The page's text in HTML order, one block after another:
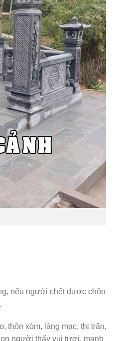
nếu người chết được chôn
thôn xóm, làng mạc, thị trấn,
người thấy vui tươi, mạnh